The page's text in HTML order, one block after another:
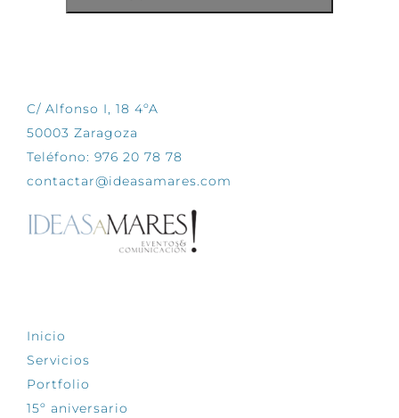
C/ Alfonso I, 18 4ºA
50003 Zaragoza
Teléfono: 976 20 78 78
contactar@ideasamares.com
Inicio
Servicios
Portfolio
15º aniversario